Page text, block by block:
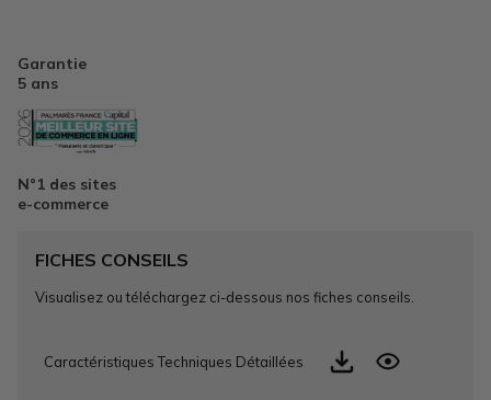
Garantie
5 ans
N°1 des sites
e-commerce
FICHES CONSEILS
Visualisez ou téléchargez ci-dessous nos fiches conseils.
Caractéristiques Techniques Détaillées